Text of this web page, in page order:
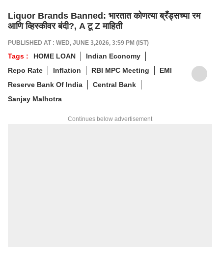
Liquor Brands Banned: भारतात कोणत्या ब्रँड्सच्या रम
आणि व्हिस्कीवर बंदी?, A टू Z माहिती
PUBLISHED AT : WED, JUNE 3,2026, 3:59 PM (IST)
Tags : HOME LOAN
Indian Economy
Repo Rate
Inflation RBI MPC Meeting
EMI
Reserve Bank Of India
Central Bank
Sanjay Malhotra
Continues below advertisement